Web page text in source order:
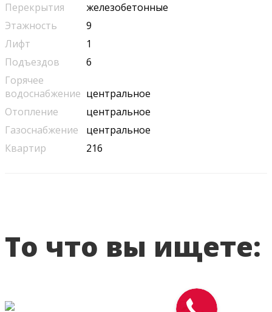
Перекрытия
железобетонные
Этажность
9
Лифт
1
Подъездов
6
Горячее
водоснабжение центральное
Отопление
центральное
Газоснабжение
центральное
Квартир
216
То что вы ищете: